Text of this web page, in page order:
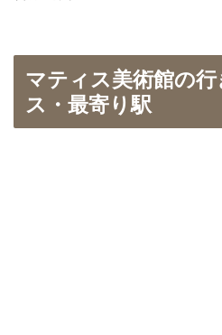
マティス美術館の
ス・最寄り駅